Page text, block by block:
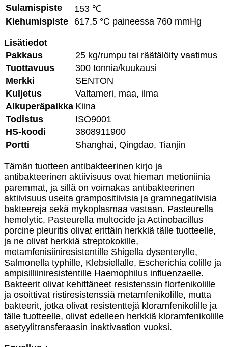
Sulamispiste
153 ℃
Kiehumispiste
617,5 °C paineessa 760 mmHg
Lisätiedot
Pakkaus
25 kg/rumpu tai räätälöity vaatimus
Tuottavuus
300 tonnia/kuukausi
Merkki
SENTON
Kuljetus
Valtameri, maa, ilma
Alkuperäpaikka Kiina
Todistus
ISO9001
HS-koodi
3808911900
Portti
Shanghai, Qingdao, Tianjin
Tämän tuotteen antibakteerinen kirjo ja
antibakteerinen aktiivisuus ovat hieman metioniinia
paremmat, ja sillä on voimakas antibakteerinen
aktiivisuus useita grampositiivisia ja gramnegatiivisia
bakteereja sekä mykoplasmaa vastaan. Pasteurella
hemolytic, Pasteurella multocide ja Actinobacillus
porcine pleuritis olivat erittäin herkkiä tälle tuotteelle,
ja ne olivat herkkiä streptokokille,
metamfenisiiniresistentille Shigella dysenterylle,
Salmonella typhille, Klebsiellalle, Escherichia colille ja
ampisilliiniresistentille Haemophilus influenzaelle.
Bakteerit olivat kehittäneet resistenssin florfenikolille
ja osoittivat ristiresistenssiä metamfenikolille, mutta
bakteerit, jotka olivat resistenttejä kloramfenikolille ja
tälle tuotteelle, olivat edelleen herkkiä kloramfenikolille
asetyylitransferaasin inaktivaation vuoksi.